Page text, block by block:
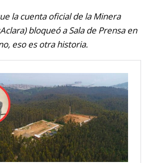
la cuenta oficial de la Minera
bloqueó a Sala de Prensa en
eso es otra historia.